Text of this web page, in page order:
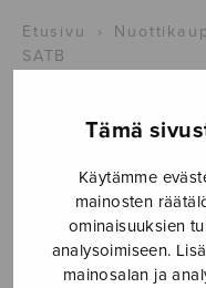
Tämä
Käytämme
mainosten
ominaisuuksien
analysoimiseen.
mainosalan ja
Etusivu ›
SATB